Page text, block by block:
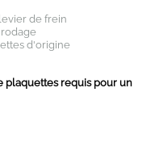
de frein
d'origine
plaquettes requis pour un